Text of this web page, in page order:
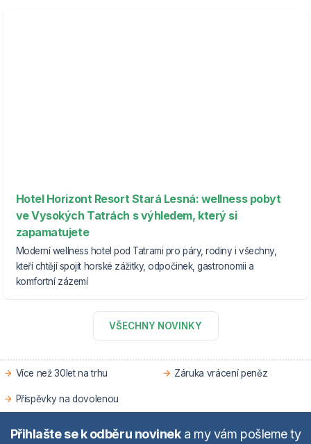
Hotel Horizont Resort Stará Lesná: wellness pobyt
ve Vysokých Tatrách s výhledem, který si
zapamatujete
Moderní wellness hotel pod Tatrami pro páry, rodiny i všechny,
kteří chtějí spojit horské zážitky, odpočinek, gastronomii a
komfortní zázemí
VŠECHNY NOVINKY
Více než 30let na trhu Záruka vrácení peněz
Příspěvky na dovolenou
Přihlašte se k odběru novineka my vám pošleme ty